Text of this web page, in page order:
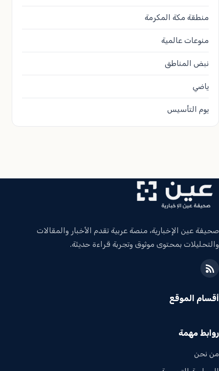
منطقة مكة المكرمة
منوعات عالمية
نبض المناطق
ياضي
يوم التأسيس
صحيفة عين الإخبارية، منصة عربية تقدم الأخبار والمقالات
والتحليلات بمحتوى موثوق وتجربة قراءة حديثة.
أقسام الموقع
روابط مهمة
من نحن